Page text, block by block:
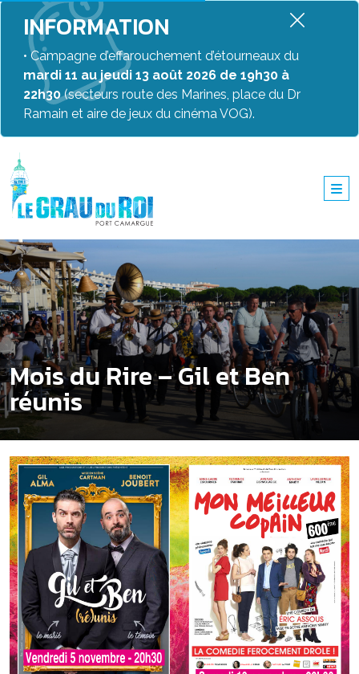
INFORMATION
• Campagne d’effarouchement d’étourneaux du
mardi 11 au jeudi 13 août 2026 de 19h30 à
22h30(secteurs route des Marines, place du Dr
Ramain et aire de jeux du cinéma VOG).
Mois du Rire – Gil et Ben
réunis